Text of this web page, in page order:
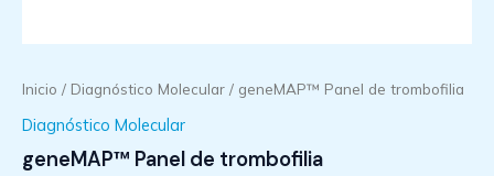
Inicio / Diagnóstico Molecular / geneMAP™ Panel de trombofilia
Diagnóstico Molecular
geneMAP™ Panel de trombofilia